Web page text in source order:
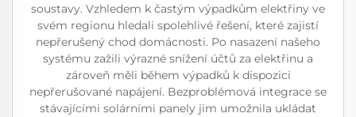
soustavy. Vzhledem k častým výpadkům elektřiny ve
svém regionu hledali spolehlivé řešení, které zajistí
nepřerušený chod domácnosti. Po nasazení našeho
systému zažili výrazné snížení účtů za elektřinu a
zároveň měli během výpadků k dispozici
nepřerušované napájení. Bezproblémová integrace se
stávajícími solárními panely jim umožnila ukládat